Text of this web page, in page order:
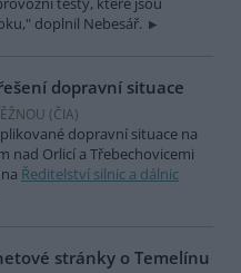
doplnil Nebesář.
dopravní situace
(ČIA)
dopravní situace na
nad Orlicí a Třebechovicemi
Ředitelství silnic a dálnic
stránky o Temelínu